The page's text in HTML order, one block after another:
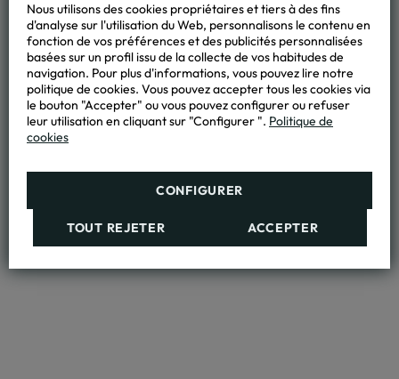
Nous utilisons des cookies propriétaires et tiers à des fins
d'analyse sur l'utilisation du Web, personnalisons le contenu en
fonction de vos préférences et des publicités personnalisées
basées sur un profil issu de la collecte de vos habitudes de
navigation. Pour plus d'informations, vous pouvez lire notre
politique de cookies. Vous pouvez accepter tous les cookies via
le bouton "Accepter" ou vous pouvez configurer ou refuser
leur utilisation en cliquant sur "Configurer ". Politique de
cookies
CONFIGURER
TOUT REJETER ACCEPTER